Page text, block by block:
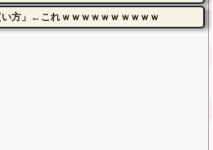
い方」←これｗｗｗｗｗｗｗｗｗｗ